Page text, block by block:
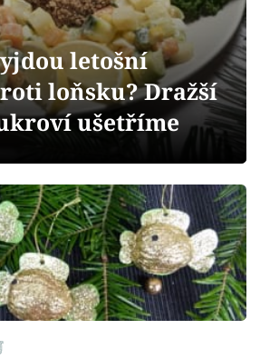
letošní
loňsku? Dražší
ušetříme